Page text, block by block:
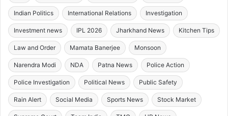
Indian Politics International Relations Investigation
Investment news IPL 2026 Jharkhand News Kitchen Tips
Law and Order Mamata Banerjee Monsoon
Narendra Modi NDA Patna News Police Action
Police Investigation Political News Public Safety
Rain Alert Social Media Sports News Stock Market